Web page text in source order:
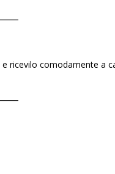
ricevilo comodamente a